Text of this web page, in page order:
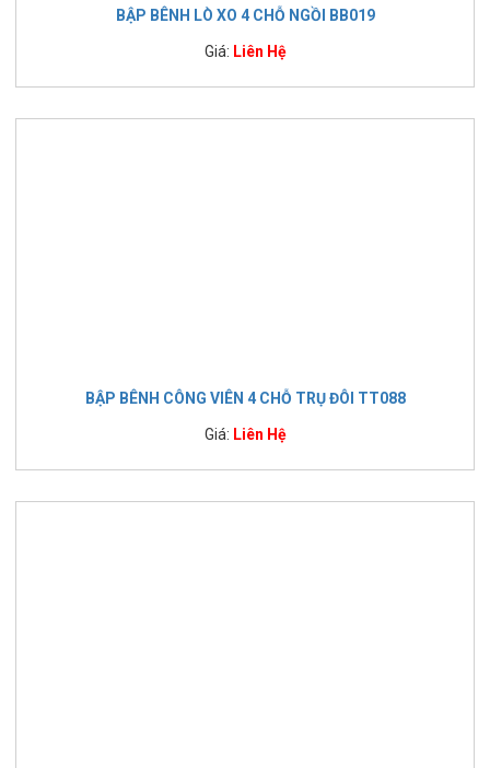
BẬP BÊNH LÒ XO 4 CHỖ NGỒI BB019
Giá: Liên Hệ
BẬP BÊNH CÔNG VIÊN 4 CHỖ TRỤ ĐÔI TT088
Giá: Liên Hệ